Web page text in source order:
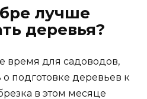
лучше
деревья?
время для садоводов,
о подготовке деревьев к
в этом месяце